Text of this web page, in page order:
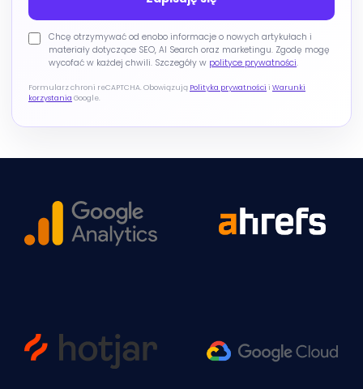
Chcę otrzymywać od enobo informacje o nowych artykułach i
materiały dotyczące SEO, AI Search oraz marketingu. Zgodę mogę
wycofać w każdej chwili. Szczegóły w polityce prywatności.
Formularz chroni reCAPTCHA. Obowiązują Polityka prywatności i Warunki
korzystania Google.